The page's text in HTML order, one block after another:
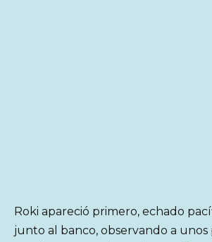
Roki apareció primero, echado
junto al banco, observando a unos